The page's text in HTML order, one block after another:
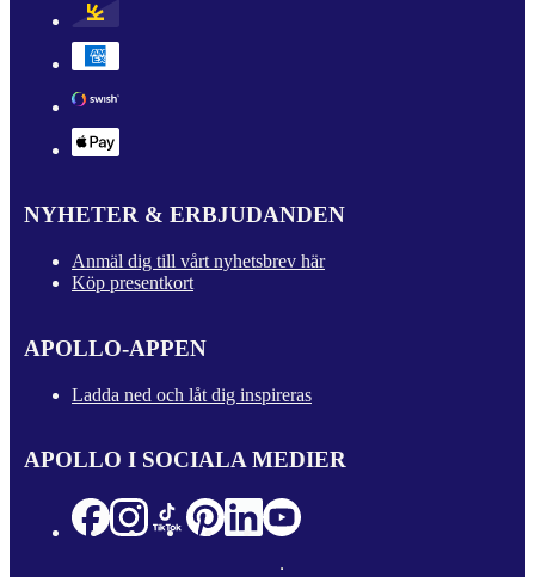
NYHETER & ERBJUDANDEN
Anmäl dig till vårt nyhetsbrev här
Köp presentkort
APOLLO-APPEN
Ladda ned och låt dig inspireras
APOLLO I SOCIALA MEDIER